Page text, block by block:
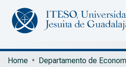
Communities & Collections
Home